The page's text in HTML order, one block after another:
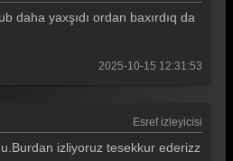
daha yaxşıdı ordan baxırdıq da
2025-10-15 12:31:53
Esref izleyicisi
izliyoruz tesekkur ederizz